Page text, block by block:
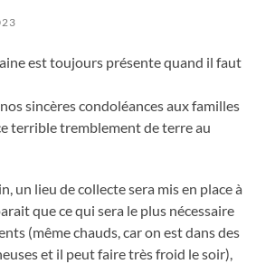
est toujours présente quand il faut
sincères condoléances aux familles
terrible tremblement de terre au
, un lieu de collecte sera mis en place à
que ce qui sera le plus nécessaire
(même chauds, car on est dans des
et il peut faire très froid le soir),